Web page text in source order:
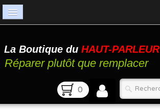
Catalogue
Atelier
La Boutique du HAUT-PARLEUR
Réparer plutôt que remplacer
0